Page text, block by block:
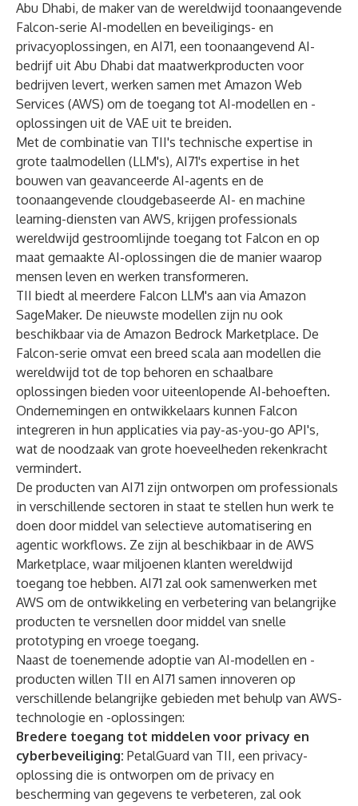
Abu Dhabi, de maker van de wereldwijd toonaangevende
Falcon-serie AI-modellen en beveiligings- en
privacyoplossingen, en AI71, een toonaangevend AI-
bedrijf uit Abu Dhabi dat maatwerkproducten voor
bedrijven levert, werken samen met Amazon Web
Services (AWS) om de toegang tot AI-modellen en -
oplossingen uit de VAE uit te breiden.
Met de combinatie van TII's technische expertise in
grote taalmodellen (LLM's), AI71's expertise in het
bouwen van geavanceerde AI-agents en de
toonaangevende cloudgebaseerde AI- en machine
learning-diensten van AWS, krijgen professionals
wereldwijd gestroomlijnde toegang tot Falcon en op
maat gemaakte AI-oplossingen die de manier waarop
mensen leven en werken transformeren.
TII biedt al meerdere Falcon LLM's aan via Amazon
SageMaker. De nieuwste modellen zijn nu ook
beschikbaar via de Amazon Bedrock Marketplace. De
Falcon-serie omvat een breed scala aan modellen die
wereldwijd tot de top behoren en schaalbare
oplossingen bieden voor uiteenlopende AI-behoeften.
Ondernemingen en ontwikkelaars kunnen Falcon
integreren in hun applicaties via pay-as-you-go API's,
wat de noodzaak van grote hoeveelheden rekenkracht
vermindert.
De producten van AI71 zijn ontworpen om professionals
in verschillende sectoren in staat te stellen hun werk te
doen door middel van selectieve automatisering en
agentic workflows. Ze zijn al beschikbaar in de AWS
Marketplace, waar miljoenen klanten wereldwijd
toegang toe hebben. AI71 zal ook samenwerken met
AWS om de ontwikkeling en verbetering van belangrijke
producten te versnellen door middel van snelle
prototyping en vroege toegang.
Naast de toenemende adoptie van AI-modellen en -
producten willen TII en AI71 samen innoveren op
verschillende belangrijke gebieden met behulp van AWS-
technologie en -oplossingen:
Bredere toegang tot middelen voor privacy en
cyberbeveiliging: PetalGuard van TII, een privacy-
oplossing die is ontworpen om de privacy en
bescherming van gegevens te verbeteren, zal ook